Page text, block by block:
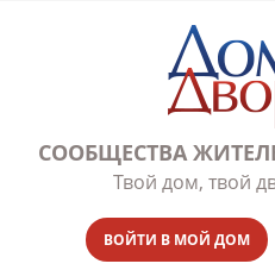
СООБЩЕСТВА
Твой дом, твой
ВОЙТИ В МОЙ ДОМ